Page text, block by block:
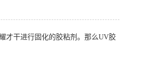
才干进行固化的胶粘剂。那么UV胶